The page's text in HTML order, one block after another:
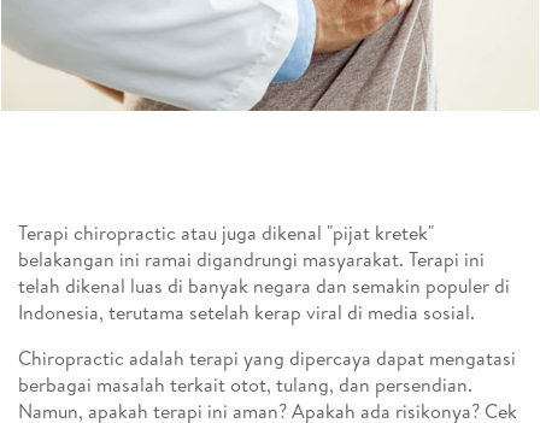
Terapi chiropractic atau juga dikenal "pijat kretek"
belakangan ini ramai digandrungi masyarakat. Terapi ini
telah dikenal luas di banyak negara dan semakin populer di
Indonesia, terutama setelah kerap viral di media sosial.
Chiropractic adalah terapi yang dipercaya dapat mengatasi
berbagai masalah terkait otot, tulang, dan persendian.
Namun, apakah terapi ini aman? Apakah ada risikonya? Cek